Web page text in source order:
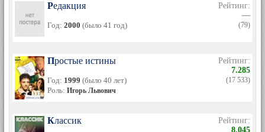
Редакция
Год: 2000 (было 41 год)
Рейтинг:
—
(79)
Простые истины
Год: 1999 (было 40 лет)
Роль: Игорь Львович
Рейтинг:
7.285
(17 533)
Классик
Рейтинг:
8.045